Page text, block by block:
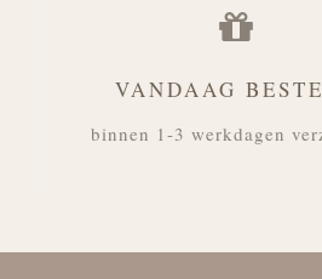
VANDAAG
binnen 1-3 werkdagen